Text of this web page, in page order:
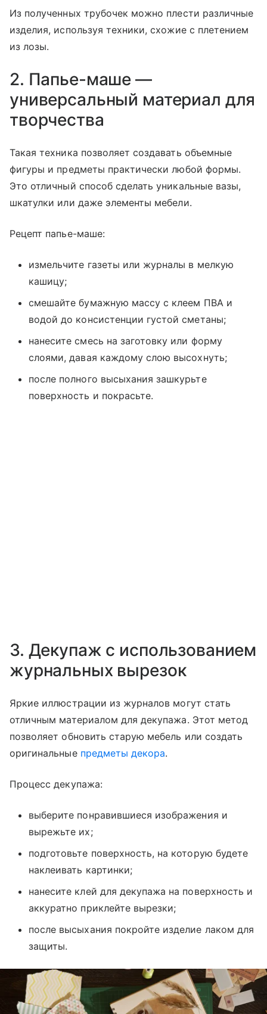
Из полученных трубочек можно плести различные
изделия, используя техники, схожие с плетением
из лозы.
2. Папье-маше —
универсальный материал для
творчества
Такая техника позволяет создавать объемные
фигуры и предметы практически любой формы.
Это отличный способ сделать уникальные вазы,
шкатулки или даже элементы мебели.
Рецепт папье-маше:
измельчите газеты или журналы в мелкую
кашицу;
смешайте бумажную массу с клеем ПВА и
водой до консистенции густой сметаны;
нанесите смесь на заготовку или форму
слоями, давая каждому слою высохнуть;
после полного высыхания зашкурьте
поверхность и покрасьте.
3. Декупаж с использованием
журнальных вырезок
Яркие иллюстрации из журналов могут стать
отличным материалом для декупажа. Этот метод
позволяет обновить старую мебель или создать
оригинальные предметы декора.
Процесс декупажа:
выберите понравившиеся изображения и
вырежьте их;
подготовьте поверхность, на которую будете
наклеивать картинки;
нанесите клей для декупажа на поверхность и
аккуратно приклейте вырезки;
после высыхания покройте изделие лаком для
защиты.